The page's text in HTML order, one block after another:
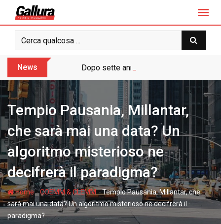
o
n
News Dopo sette anni arriva l’assoluzione
Tempio Pausania, Millantar,
che sarà mai una data? Un
algoritmo misterioso ne
decifrerà il paradigma?
Home-COEMM & CLEMM-Tempio Pausania, Millantar, che
sarà mai una data? Un algoritmo misterioso ne decifrerà il
paradigma?